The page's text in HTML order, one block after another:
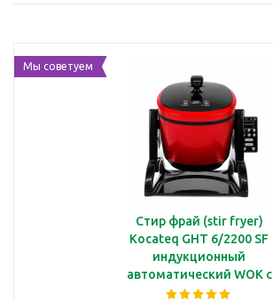
Мы советуем
Стир фрай (stir fryer)
Kocateq GHT 6/2200 SF
индукционный
автоматический WOK с
чашей диаметром Ø20